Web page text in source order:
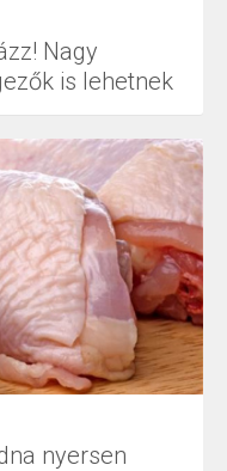
Nagy
is lehetnek
nyersen